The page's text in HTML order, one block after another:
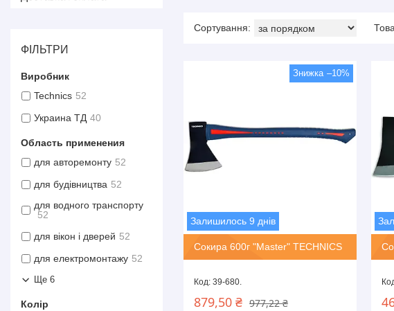
–10%
Залишилось 9 днів
Сокира 600г "Master" TECHNICS
39-680.
977,22 ₴
879,50 ₴
ФІЛЬТРИ
Виробник
Technics 52
Украина ТД 40
Область применения
для авторемонту 52
для будівництва 52
для водного транспорту
52
для вікон і дверей 52
для електромонтажу 52
Ще 6
Колір